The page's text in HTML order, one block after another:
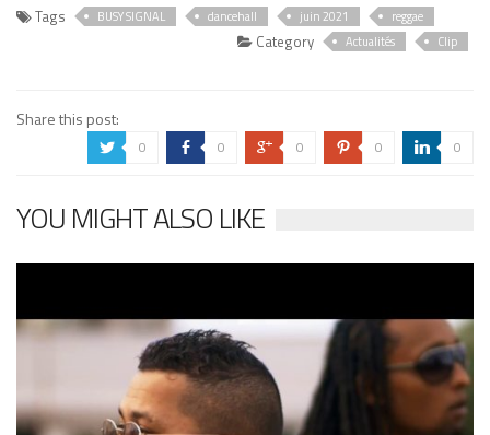
Tags BUSY SIGNAL dancehall juin 2021 reggae
Category Actualités Clip
Share this post:
a 0 b 0 c 0 d 0 j 0
YOU MIGHT ALSO LIKE